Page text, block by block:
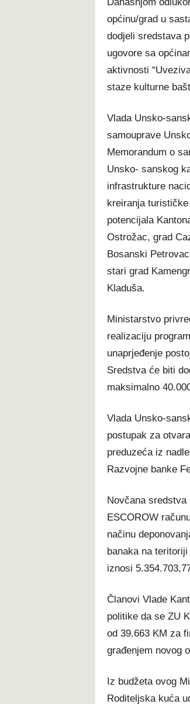
općinu/grad u
dodjeli sredstava
ugovore sa
aktivnosti
staze kulturne
Vlada Unsko-
samouprave
Memorandum o
Unsko- sanskog
infrastrukture
kreiranja
potencijala
Ostrožac, grad
Bosanski
stari grad
Kladuša.
Ministarstvo
realizaciju
unaprjeđenje
Sredstva će biti
maksimalno
Vlada Unsko-
postupak za
preduzeća iz
Razvojne banke
Novčana
ESCOROW
načinu
banaka na
iznosi
Članovi Vlade
politike da se ZU
od 39.663 KM za
građenjem novog
Iz budžeta ovog
Roditeljska kuća